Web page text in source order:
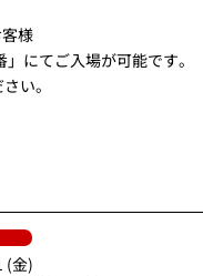
様
にてご入場が可能です。
い。
(金)